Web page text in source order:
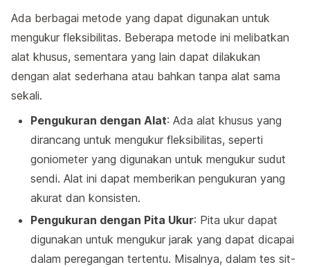
Ada berbagai metode yang dapat digunakan untuk
mengukur fleksibilitas. Beberapa metode ini melibatkan
alat khusus, sementara yang lain dapat dilakukan
dengan alat sederhana atau bahkan tanpa alat sama
sekali.
Pengukuran dengan Alat: Ada alat khusus yang
dirancang untuk mengukur fleksibilitas, seperti
goniometer yang digunakan untuk mengukur sudut
sendi. Alat ini dapat memberikan pengukuran yang
akurat dan konsisten.
Pengukuran dengan Pita Ukur: Pita ukur dapat
digunakan untuk mengukur jarak yang dapat dicapai
dalam peregangan tertentu. Misalnya, dalam tes sit-